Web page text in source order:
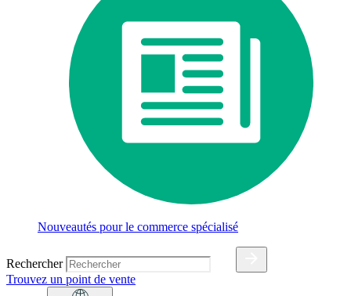
Nouveautés pour le commerce spécialisé
Rechercher
Trouvez un point de vente